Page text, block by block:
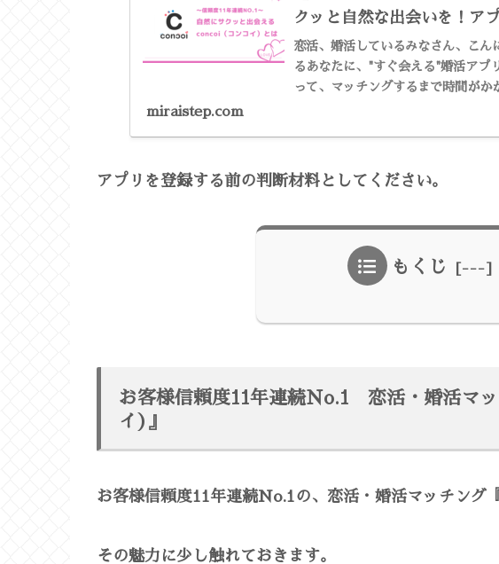
クッと自然な出会いを！ア
恋活、婚活しているみなさん、こんにちは。 今日は、そん
るあなたに、"すぐ会える"婚活アプリを紹介しま
って、マッチングするまで時間が
miraistep.com
アプリを登録する前の判断材料としてください。
もくじ
お客様信頼度11年連続No.1 恋活・婚活マ
イ)』
お客様信頼度11年連続No.1の、恋活・婚活マッチング
その魅力に少し触れておきます。